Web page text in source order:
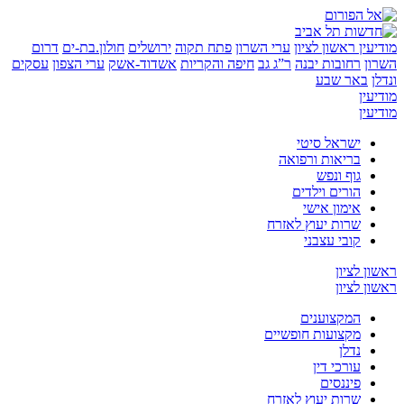
ראשון לציון ערי השרון פתח תקוה ירושלים חולון.בת-ים דרום
רחובות יבנה ר”ג גב חיפה והקריות אשדוד-אשק ערי הצפון עסקים
באר שבע
ישראל סיטי
בריאות ורפואה
גוף ונפש
הורים וילדים
אימון אישי
שרות יעוץ לאזרח
קובי עצבני
לציון
לציון
המקצוענים
מקצועות חופשיים
עורכי דין
פיננסים
שרות יעוץ לאזרח